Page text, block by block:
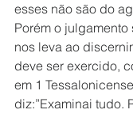
esses não são do
Porém o
nos leva ao
deve ser exercido,
em 1
diz:”Examinai tudo.